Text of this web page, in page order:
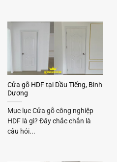
Cửa gỗ HDF tại Dầu Tiếng, Bình
Dương
Mục lục Cửa gỗ công nghiệp
HDF là gì? Đây chắc chắn là
câu hỏi...